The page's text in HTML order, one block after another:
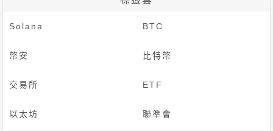
Solana BTC
幣安 比特幣
交易所 ETF
以太坊 聯準會